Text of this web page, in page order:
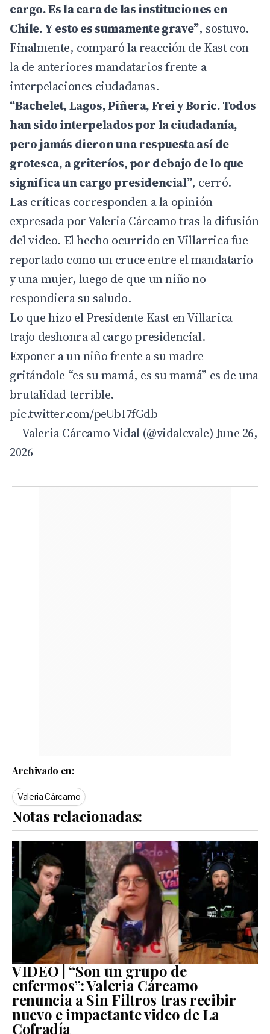
cargo. Es la cara de las instituciones en
Chile. Y esto es sumamente grave”, sostuvo.
Finalmente, comparó la reacción de Kast con
la de anteriores mandatarios frente a
interpelaciones ciudadanas.
“Bachelet, Lagos, Piñera, Frei y Boric. Todos
han sido interpelados por la ciudadanía,
pero jamás dieron una respuesta así de
grotesca, a griteríos, por debajo de lo que
significa un cargo presidencial”, cerró.
Las críticas corresponden a la opinión
expresada por Valeria Cárcamo tras la difusión
del video. El hecho ocurrido en Villarrica fue
reportado como un cruce entre el mandatario
y una mujer, luego de que un niño no
respondiera su saludo.
Lo que hizo el Presidente Kast en Villarica
trajo deshonra al cargo presidencial.
Exponer a un niño frente a su madre
gritándole “es su mamá, es su mamá” es de una
brutalidad terrible.
pic.twitter.com/peUbI7fGdb
— Valeria Cárcamo Vidal (@vidalcvale)June 26,
2026
Archivado en:
Valeria Cárcamo
Notas relacionadas:
VIDEO | “Son un grupo de
enfermos”: Valeria Cárcamo
renuncia a Sin Filtros tras recibir
nuevo e impactante video de La
Cofradía